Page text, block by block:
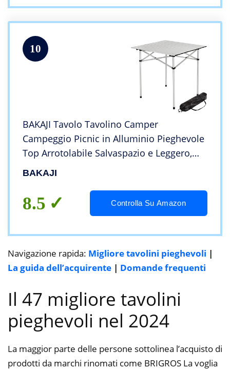
10
BAKAJI Tavolo Tavolino Camper
Campeggio Picnic in Alluminio Pieghevole
Top Arrotolabile Salvaspazio e Leggero,
Ideale per Sagre Fiere Giardino Casa (70 x
BAKAJI
8.5 Controlla Su Amazon
Navigazione rapida: Migliore tavolini pieghevoli |
La guida dell’acquirente | Domande frequenti
Il 47 migliore tavolini
pieghevoli nel 2024
La maggior parte delle persone sottolinea l’acquisto di
prodotti da marchi rinomati come BRIGROS La voglia